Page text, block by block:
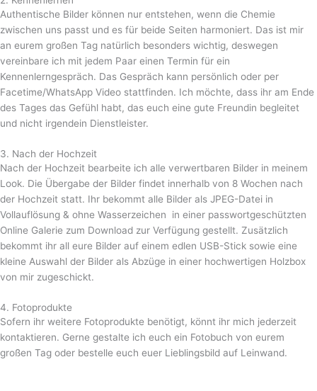
Authentische Bilder können nur entstehen, wenn die Chemie
zwischen uns passt und es für beide Seiten harmoniert. Das ist mir
an eurem großen Tag natürlich besonders wichtig, deswegen
vereinbare ich mit jedem Paar einen Termin für ein
Kennenlerngespräch. Das Gespräch kann persönlich oder per
Facetime/WhatsApp Video stattfinden. Ich möchte, dass ihr am Ende
des Tages das Gefühl habt, das euch eine gute Freundin begleitet
und nicht irgendein Dienstleister.
3. Nach der Hochzeit
Nach der Hochzeit bearbeite ich alle verwertbaren Bilder in meinem
Look. Die Übergabe der Bilder findet innerhalb von 8 Wochen nach
der Hochzeit statt. Ihr bekommt alle Bilder als JPEG-Datei in
Vollauflösung & ohne Wasserzeichen in einer passwortgeschützten
Online Galerie zum Download zur Verfügung gestellt. Zusätzlich
bekommt ihr all eure Bilder auf einem edlen USB-Stick sowie eine
kleine Auswahl der Bilder als Abzüge in einer hochwertigen Holzbox
von mir zugeschickt.
4. Fotoprodukte
Sofern ihr weitere Fotoprodukte benötigt, könnt ihr mich jederzeit
kontaktieren. Gerne gestalte ich euch ein Fotobuch von eurem
großen Tag oder bestelle euch euer Lieblingsbild auf Leinwand.